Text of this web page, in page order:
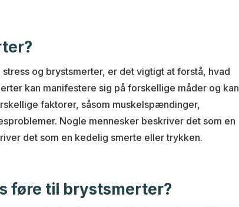
og brystsmerter, er det vigtigt at forstå, hvad
kan manifestere sig på forskellige måder og kan
faktorer, såsom muskelspændinger,
Nogle mennesker beskriver det som en
det som en kedelig smerte eller trykken.
føre til brystsmerter?